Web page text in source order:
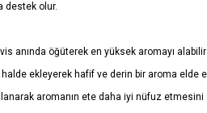
destek olur.
anında öğüterek en yüksek aromayı
ekleyerek hafif ve derin bir aroma elde
aromanın ete daha iyi nüfuz